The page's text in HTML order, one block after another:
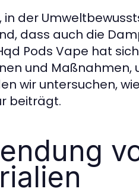
in der
dass auch die
Pods Vape hat
und
wir untersuchen,
beiträgt.